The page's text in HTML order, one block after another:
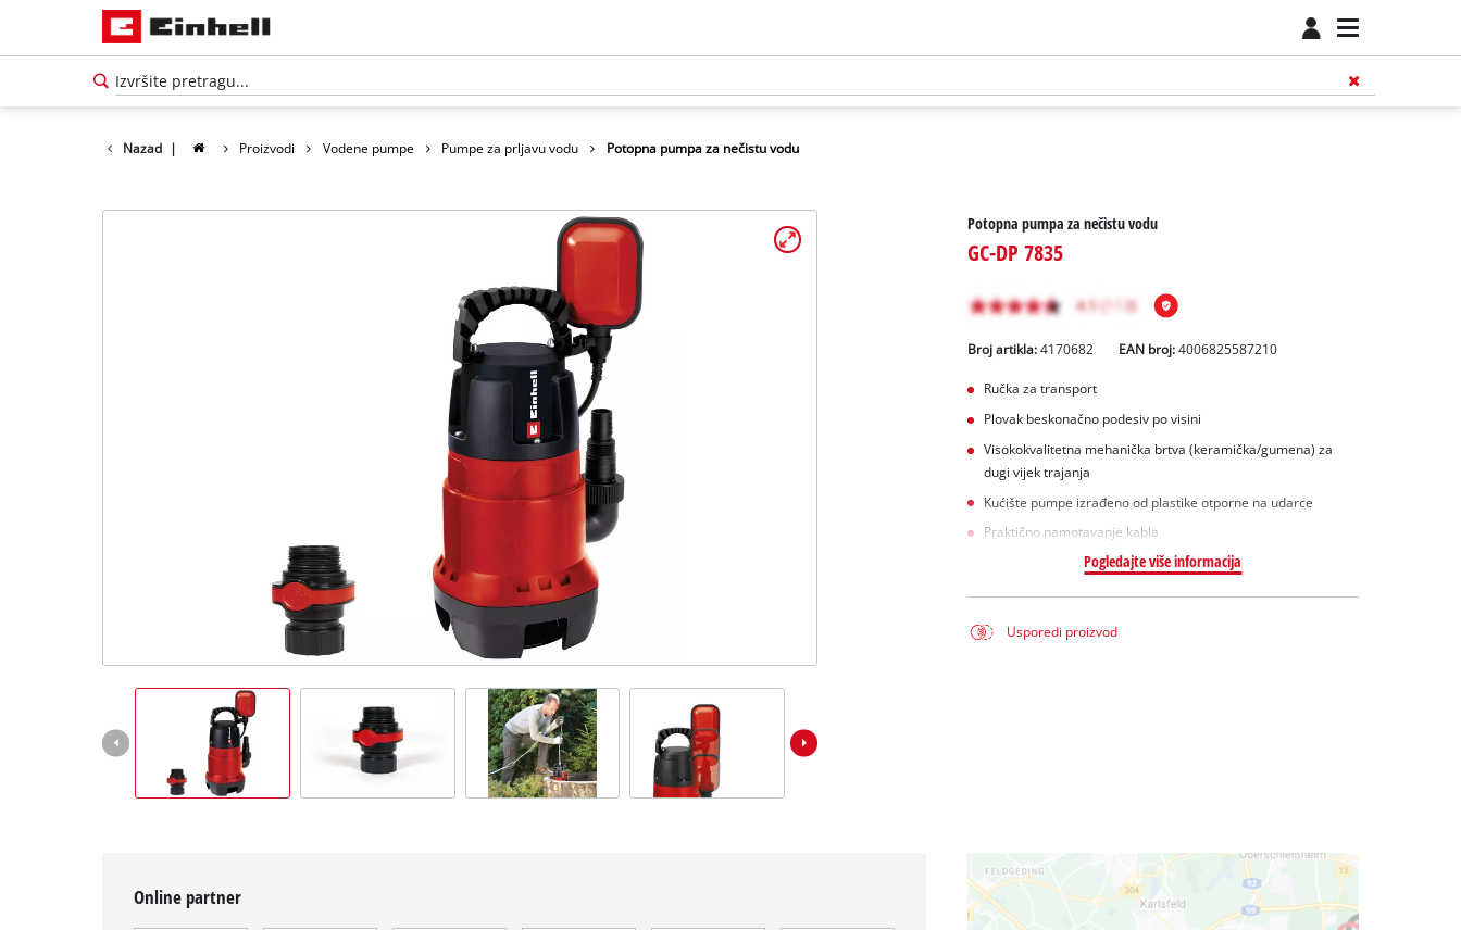
Nazad | Proizvodi Vodene pumpe Pumpe za prljavu vodu Potopna pumpa za nečistu vodu
Potopna pumpa za nečistu vodu
GC-DP 7835
Broj artikla: 4170682 EAN broj:4006825587210
Ručka za transport
Plovak beskonačno podesiv po visini
Visokokvalitetna mehanička brtva (keramička/gumena) za
dugi vijek trajanja
Kućište pumpe izrađeno od plastike otporne na udarce
Praktično namotavanje kabla
Pogledajte više informacija
Usporedi proizvod
Online partner